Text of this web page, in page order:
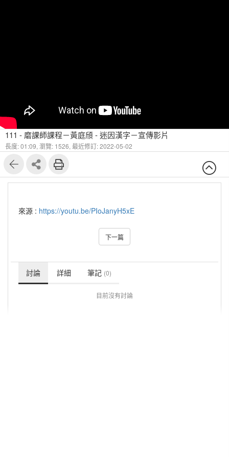
111 - 磨課師課程－黃庭頎 - 迷因漢字－宣傳影片
長度: 01:09, 瀏覽: 1526, 最近修訂: 2022-05-02
來源 : https://youtu.be/PIoJanyH5xE
下一篇
討論 詳細 筆記 (0)
目前沒有討論